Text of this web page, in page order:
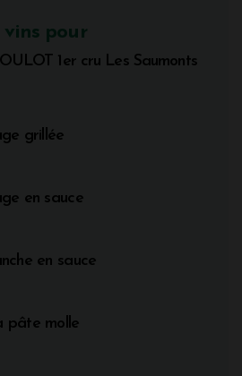
vins pour
1er cru Les Saumonts
grillée
en sauce
en sauce
pâte molle